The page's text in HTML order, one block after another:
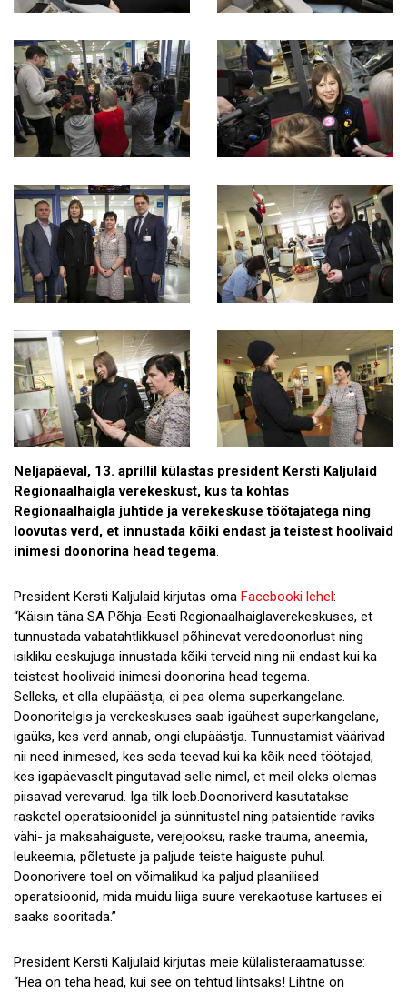
Neljapäeval, 13. aprillil külastas president Kersti Kaljulaid
Regionaalhaigla verekeskust, kus ta kohtas
Regionaalhaigla juhtide ja verekeskuse töötajatega ning
loovutas verd, et innustada kõiki endast ja teistest hoolivaid
inimesi doonorina head tegema.
President Kersti Kaljulaid kirjutas oma Facebooki lehel:
“Käisin täna SA Põhja-Eesti Regionaalhaiglaverekeskuses, et
tunnustada vabatahtlikkusel põhinevat veredoonorlust ning
isikliku eeskujuga innustada kõiki terveid ning nii endast kui ka
teistest hoolivaid inimesi doonorina head tegema.
Selleks, et olla elupäästja, ei pea olema superkangelane.
Doonoritelgis ja verekeskuses saab igaühest superkangelane,
igaüks, kes verd annab, ongi elupäästja. Tunnustamist väärivad
nii need inimesed, kes seda teevad kui ka kõik need töötajad,
kes igapäevaselt pingutavad selle nimel, et meil oleks olemas
piisavad verevarud. Iga tilk loeb.Doonoriverd kasutatakse
rasketel operatsioonidel ja sünnitustel ning patsientide raviks
vähi- ja maksahaiguste, verejooksu, raske trauma, aneemia,
leukeemia, põletuste ja paljude teiste haiguste puhul.
Doonorivere toel on võimalikud ka paljud plaanilised
operatsioonid, mida muidu liiga suure verekaotuse kartuses ei
saaks sooritada.”
President Kersti Kaljulaid kirjutas meie külalisteraamatusse:
“Hea on teha head, kui see on tehtud lihtsaks! Lihtne on